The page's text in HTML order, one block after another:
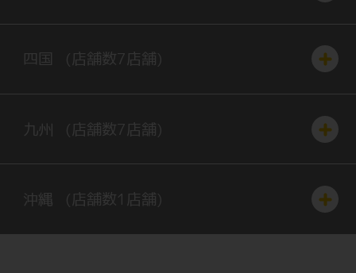
四国 (店舗数7店舗)
九州 (店舗数7店舗)
沖縄 (店舗数 1 店舗)